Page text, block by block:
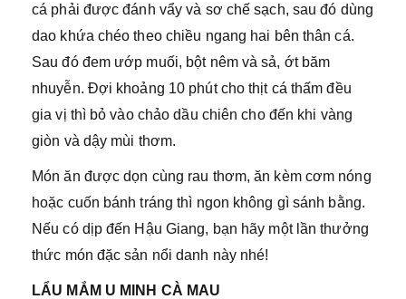
cá phải được đánh vẩy và sơ chế sạch, sau đó dùng
dao khứa chéo theo chiều ngang hai bên thân cá.
Sau đó đem ướp muối, bột nêm và sả, ớt băm
nhuyễn. Đợi khoảng 10 phút cho thịt cá thấm đều
gia vị thì bỏ vào chảo dầu chiên cho đến khi vàng
giòn và dậy mùi thơm.
Món ăn được dọn cùng rau thơm, ăn kèm cơm nóng
hoặc cuốn bánh tráng thì ngon không gì sánh bằng.
Nếu có dịp đến Hậu Giang, bạn hãy một lần thưởng
thức món đặc sản nổi danh này nhé!
LẨU MẮM U MINH CÀ MAU